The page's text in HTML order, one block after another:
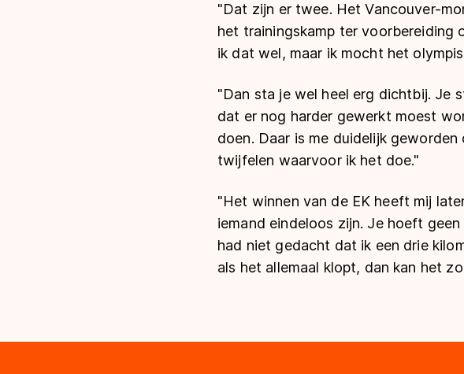
"Dat zijn er twee. Het Vancouver-
het trainingskamp ter voorbereiding
ik dat wel, maar ik mocht het
"Dan sta je wel heel erg dichtbij. Je
dat er nog harder gewerkt moest
doen. Daar is me duidelijk
twijfelen waarvoor ik het doe."
"Het winnen van de EK heeft mij
iemand eindeloos zijn. Je hoeft
had niet gedacht dat ik een drie
als het allemaal klopt, dan kan het